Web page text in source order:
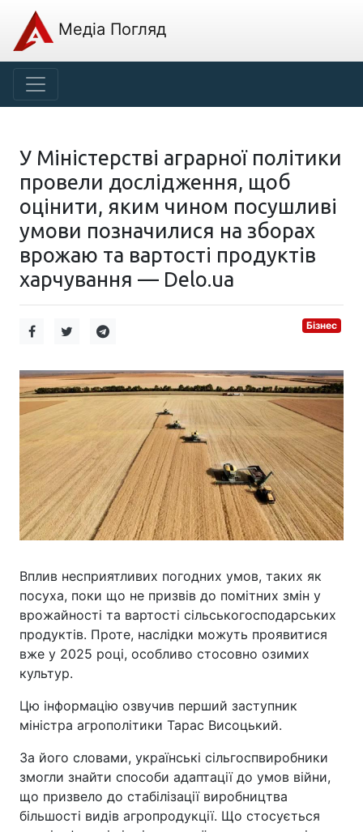
Медіа Погляд
У Міністерстві аграрної політики
провели дослідження, щоб
оцінити, яким чином посушливі
умови позначилися на зборах
врожаю та вартості продуктів
харчування — Delo.ua
Бізнес
Вплив несприятливих погодних умов, таких як
посуха, поки що не призвів до помітних змін у
врожайності та вартості сільськогосподарських
продуктів. Проте, наслідки можуть проявитися
вже у 2025 році, особливо стосовно озимих
культур.
Цю інформацію озвучив перший заступник
міністра агрополітики Тарас Висоцький.
За його словами, українські сільгоспвиробники
змогли знайти способи адаптації до умов війни,
що призвело до стабілізації виробництва
більшості видів агропродукції. Що стосується